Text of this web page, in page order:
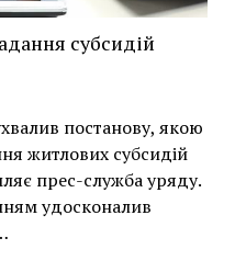
субсидій
постанову, якою
житлових субсидій
прес-служба уряду.
удосконалив